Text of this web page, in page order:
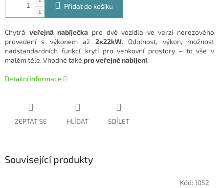
Přidat do košíku
Chytrá veřejná nabíječka pro dvě vozidla ve verzi nerezového
provedení s výkonem až 2x22kW. Odolnost, výkon, možnost
nadstandardních funkcí, krytí pro venkovní prostory – to vše v
malém těle. Vhodné také pro veřejné nabíjení.
Detailní informace
ZEPTAT SE HLÍDAT SDÍLET
Související produkty
Kód:1052